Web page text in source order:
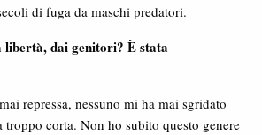
di fuga da maschi predatori.
libertà, dai genitori? È stata
repressa, nessuno mi ha mai sgridato
troppo corta. Non ho subito questo genere